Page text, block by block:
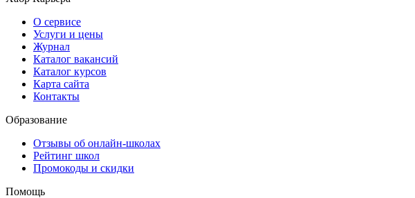
О сервисе
Услуги и цены
Журнал
Каталог вакансий
Каталог курсов
Карта сайта
Контакты
Образование
Отзывы об онлайн-школах
Рейтинг школ
Промокоды и скидки
Помощь